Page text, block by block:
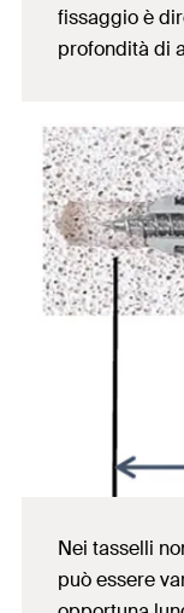
fissaggio è
profondità di
Nei tasselli
può essere